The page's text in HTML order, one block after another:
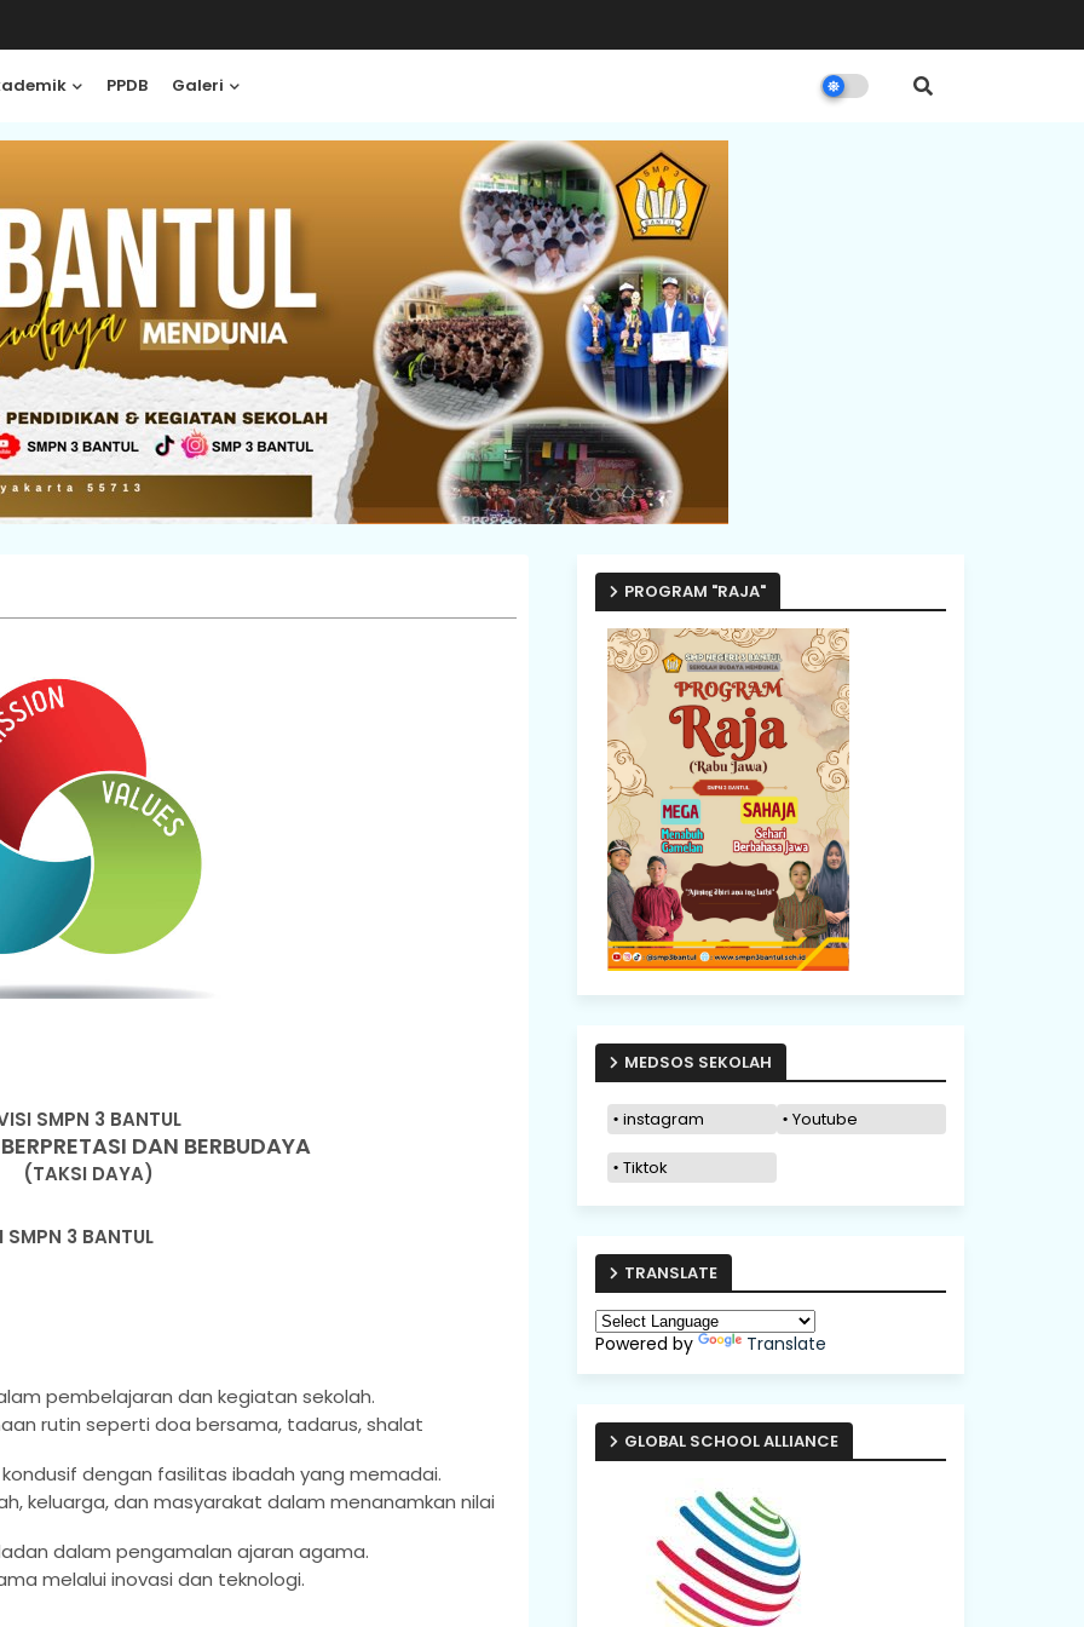
PPDB Galeri
SMPN 3 BANTUL
DAN BERBUDAYA
(TAKSI DAYA)
SMPN 3 BANTUL
pembelajaran dan kegiatan sekolah.
rutin seperti doa bersama, tadarus, shalat
dengan fasilitas ibadah yang memadai.
keluarga, dan masyarakat dalam menanamkan nilai
dalam pengamalan ajaran agama.
melalui inovasi dan teknologi.
PROGRAM "RAJA"
MEDSOS SEKOLAH
instagram Youtube
Tiktok
TRANSLATE
Powered by Translate
GLOBAL SCHOOL ALLIANCE